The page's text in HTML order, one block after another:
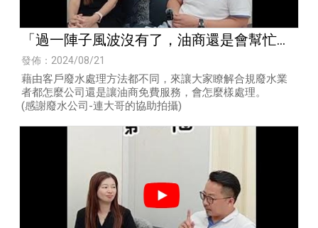
「過一陣子風波沒有了，油商還是會幫忙解
決的？」
發佈：2024/08/21
藉由客戶廢水處理方法都不同，來讓大家瞭解合規廢水業
者都怎麼公司還是讓油商免費服務，會怎麼樣處理。
(感謝廢水公司-連大哥的協助拍攝)